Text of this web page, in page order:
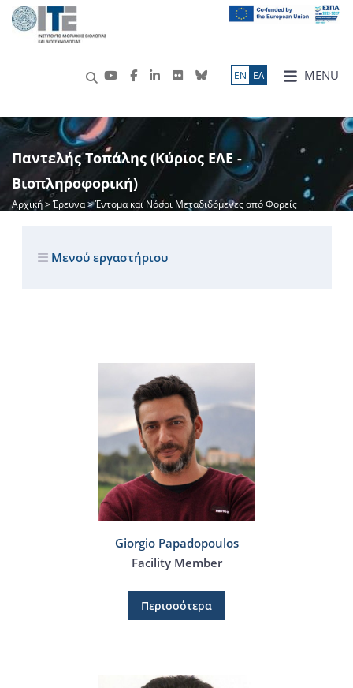
MENU
ΕN ΕΛ
Παντελής Τοπάλης (Κύριος ΕΛΕ -
Βιοπληροφορική)
Αρχική>Έρευνα> Έντομα και Νόσοι Μεταδιδόμενες από Φορείς
Μενού εργαστήριου
Giorgio Papadopoulos
Facility Member
Περισσότερα